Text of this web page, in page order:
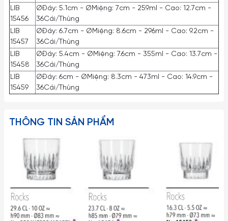
LIB
15456
ØĐáy: 5.1cm - ØMiệng: 7cm - 259ml - Cao: 12.7cm -
36Cái/Thùng
LIB
15457
ØĐáy: 6.7cm - ØMiệng: 8.6cm - 296ml - Cao: 9.2cm -
36Cái/Thùng
LIB
15458
ØĐáy: 5.4cm - ØMiệng: 7.6cm - 355ml - Cao: 13.7cm -
36Cái/Thùng
LIB
15459
ØĐáy: 6cm - ØMiệng: 8.3cm - 473ml - Cao: 14.9cm -
36Cái/Thùng
THÔNG TIN SẢN PHẨM